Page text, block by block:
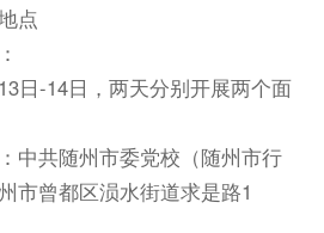
点
-14日，两天分别开展两个面
中共随州市委党校（随州市行
市曾都区涢水街道求是路1